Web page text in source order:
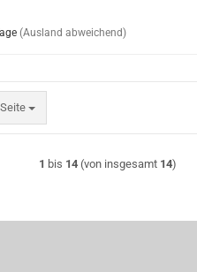
(Ausland abweichend)
1 bis 14 (von insgesamt 14)